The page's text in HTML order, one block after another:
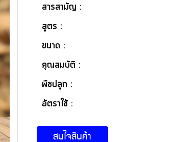
สารสามัญ :
สูตร :
ขนาด :
คุณสมบัติ :
พืชปลูก :
อัตราใช้ :
สนใจสินค้า